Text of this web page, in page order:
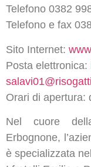
Telefono 0382
Telefono e fax
Sito Internet:
Posta elettronica:
Orari di apertura:
Nel cuore
Erbognone,
è specializzata